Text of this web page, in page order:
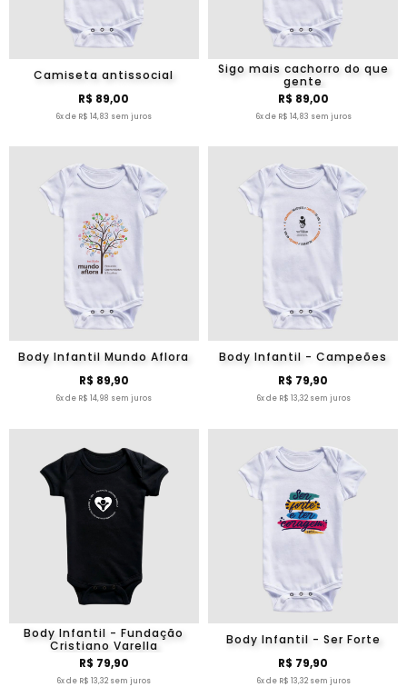
Camiseta antissocial
R$ 89,00
6x de R$ 14,83 sem juros
Sigo mais cachorro do que
gente
R$ 89,00
6x de R$ 14,83 sem juros
Body Infantil Mundo Aflora
R$ 89,90
6x de R$ 14,98 sem juros
Body Infantil - Campeões
R$ 79,90
6x de R$ 13,32 sem juros
Body Infantil - Fundação
Cristiano Varella
R$ 79,90
6x de R$ 13,32 sem juros
Body Infantil - Ser Forte
R$ 79,90
6x de R$ 13,32 sem juros